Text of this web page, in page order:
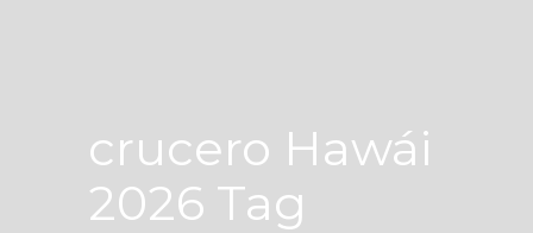
crucero Hawái
2026 Tag